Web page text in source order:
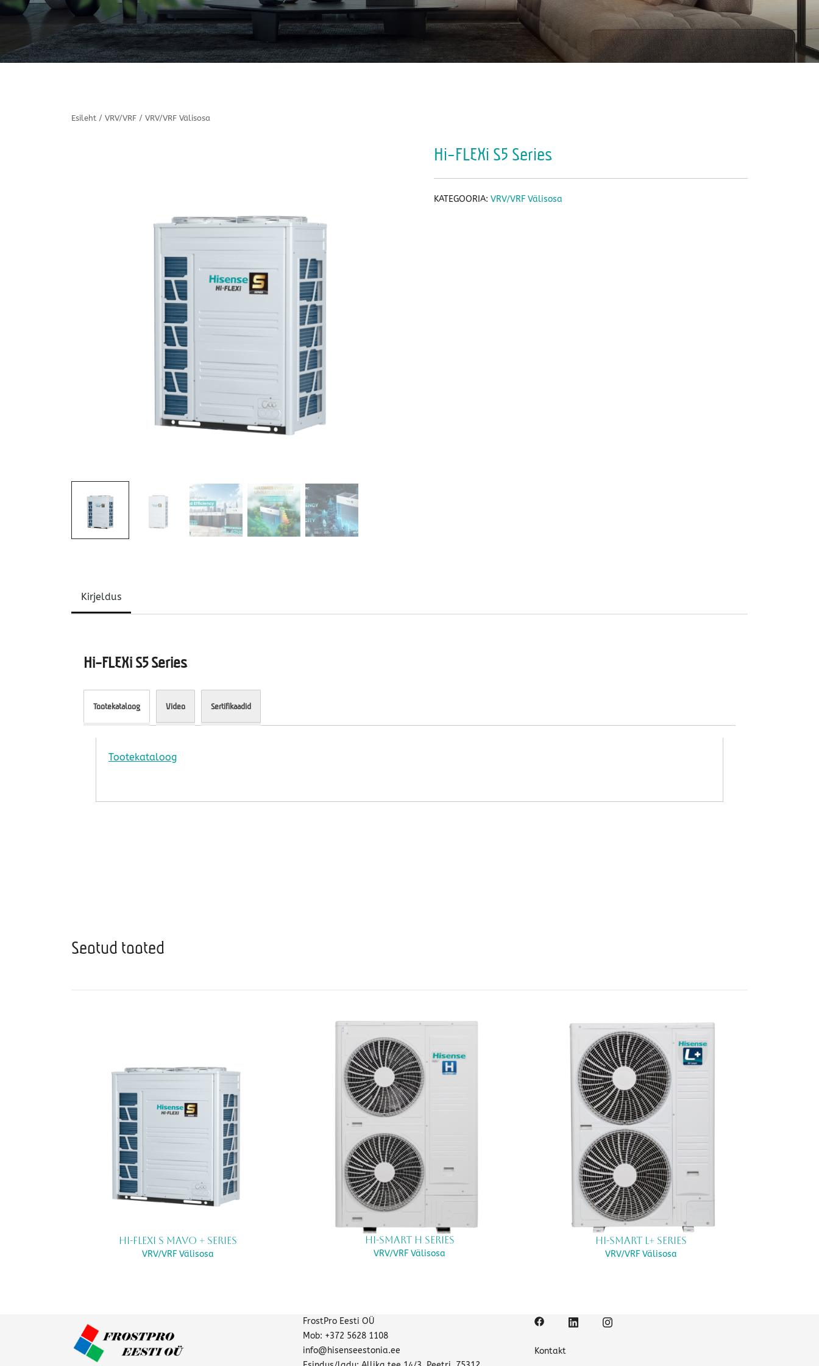
Esileht / VRV/VRF / VRV/VRF Välisosa
Hi-FLEXi S5 Series
KATEGOORIA: VRV/VRF Välisosa
Kirjeldus
Hi-FLEXi S5 Series
Tootekataloog Video Sertifikaadid
Tootekataloog
Seotud tooted
Hi-FLEXi S mavo + Series
VRV/VRF Välisosa
Hi-Smart H Series
VRV/VRF Välisosa
Hi-Smart L+ Series
VRV/VRF Välisosa
FrostPro Eesti OÜ
Mob: +372 5628 1108
info@hisenseestonia.ee
Kontakt